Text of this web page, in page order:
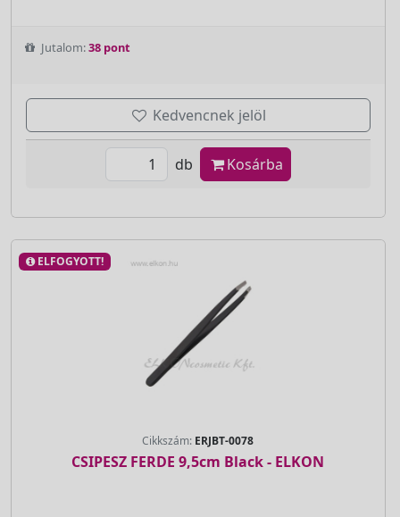
Jutalom:38 pont
Kedvencnek jelöl
db Kosárba
ELFOGYOTT!
Cikkszám: ERJBT-0078
CSIPESZ FERDE 9,5cm Black - ELKON